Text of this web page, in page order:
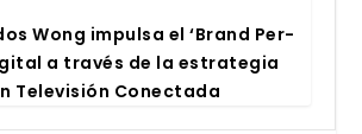
Wong impul­sa el ‘Brand Per­
a tra­vés de la estra­te­gia
en Tele­vi­sión Conec­ta­da